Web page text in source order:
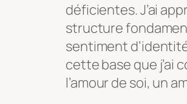
déficientes. J’ai
structure
sentiment
cette base que j’ai
l’amour de soi, un